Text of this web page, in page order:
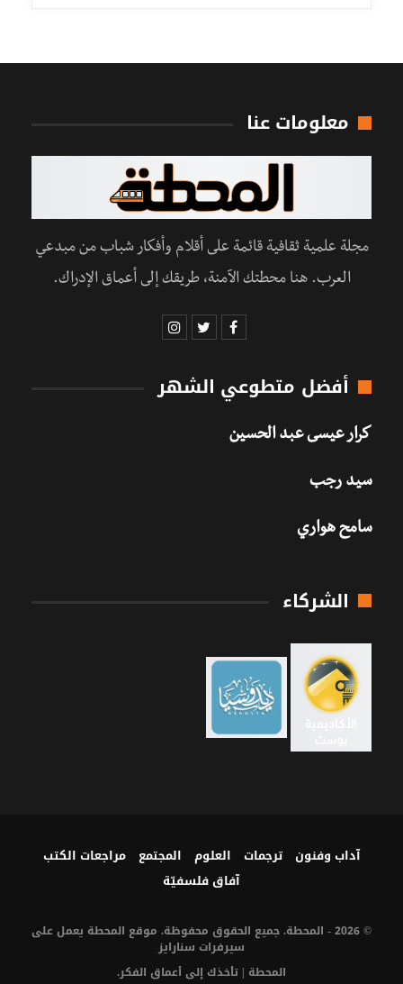
معلومات عنا
مجلة علمية ثقافية قائمة على أقلام وأفكار شباب من مبدعي
العرب. هنا محطتك الآمنة، طريقك إلى أعماق الإدراك.
أفضل متطوعي الشهر
كرار عيسى عبد الحسين
سيد رجب
سامح هواري
الشركاء
آداب وفنون ترجمات العلوم المجتمع
مراجعات الكتب
آفاق فلسفيّة‎
© 2026 - المحطة. جميع الحقوق محفوظة. موقع المحطة يعمل على
سيرفرات سنارايز
المحطة | تأخذك إلى أعماق الفكر.